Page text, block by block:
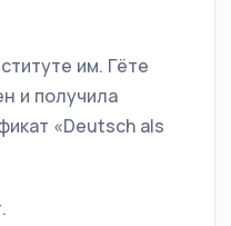
им. Гёте
и получила
«Deutsch als